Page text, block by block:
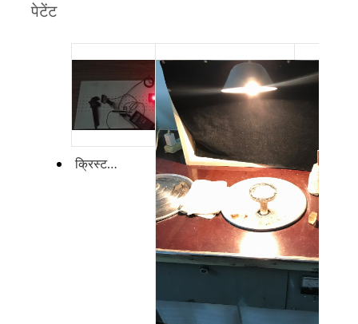
पेटेंट
क्रिस्टल और पॉकल्स सेल के विलुप्त होने के अनुपात की मापन प्रणाली